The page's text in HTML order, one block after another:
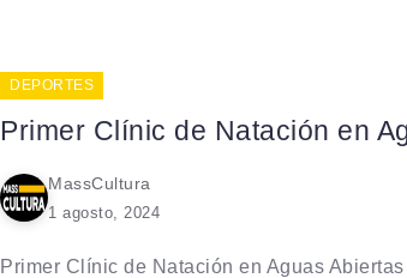
DEPORTES
Primer Clínic de Natación en
MassCultura
1 agosto, 2024
Primer Clínic de Natación en Aguas